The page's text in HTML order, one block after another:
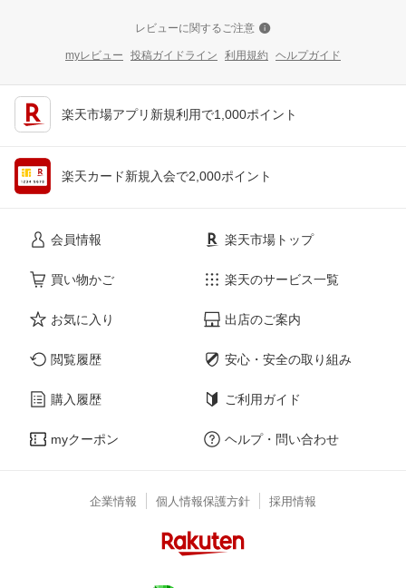
レビューに関するご注意
myレビュー 投稿ガイドライン 利用規約 ヘルプガイド
楽天市場アプリ新規利用で1,000ポイント
楽天カード新規入会で2,000ポイント
会員情報
買い物かご
お気に入り
閲覧履歴
購入履歴
myクーポン
楽天市場トップ
楽天のサービス一覧
出店のご案内
安心・安全の取り組み
ご利用ガイド
ヘルプ・問い合わせ
企業情報 個人情報保護方針 採用情報